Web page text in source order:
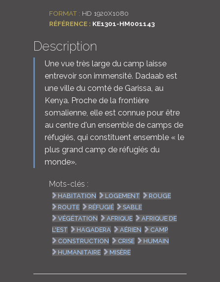
FORMAT : HD 1920X1080
RÉFÉRENCE : KE1301-HM001143
Description
Une vue très large du camp laisse
entrevoir son immensité. Dadaab est
une ville du comté de Garissa, au
Kenya. Proche de la frontière
somalienne, elle est connue pour être
au centre d'un ensemble de camps de
réfugiés, qui constituent ensemble « le
plus grand camp de réfugiés du
monde».
Mots-clés :
HABITATION LOGEMENT
ROUGE
ROUTE
RÉFUGIÉ
SABLE
VÉGÉTATION
AFRIQUE
AFRIQUE DE
L'EST
HAGADERA AÉRIEN
CAMP
CONSTRUCTION
CRISE
HUMAIN
HUMANITAIRE
MISÈRE